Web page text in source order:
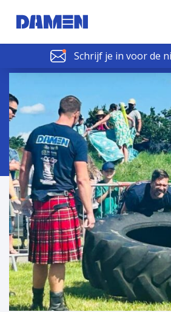
Schrijf je in voor de
SCHELDE SCHAKELS
Nieuws of tips